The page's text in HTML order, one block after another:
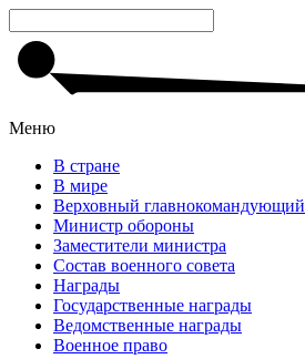
Меню
В стране
В мире
Верховный главнокомандующий
Министр обороны
Заместители министра
Состав военного совета
Награды
Государственные награды
Ведомственные награды
Военное право